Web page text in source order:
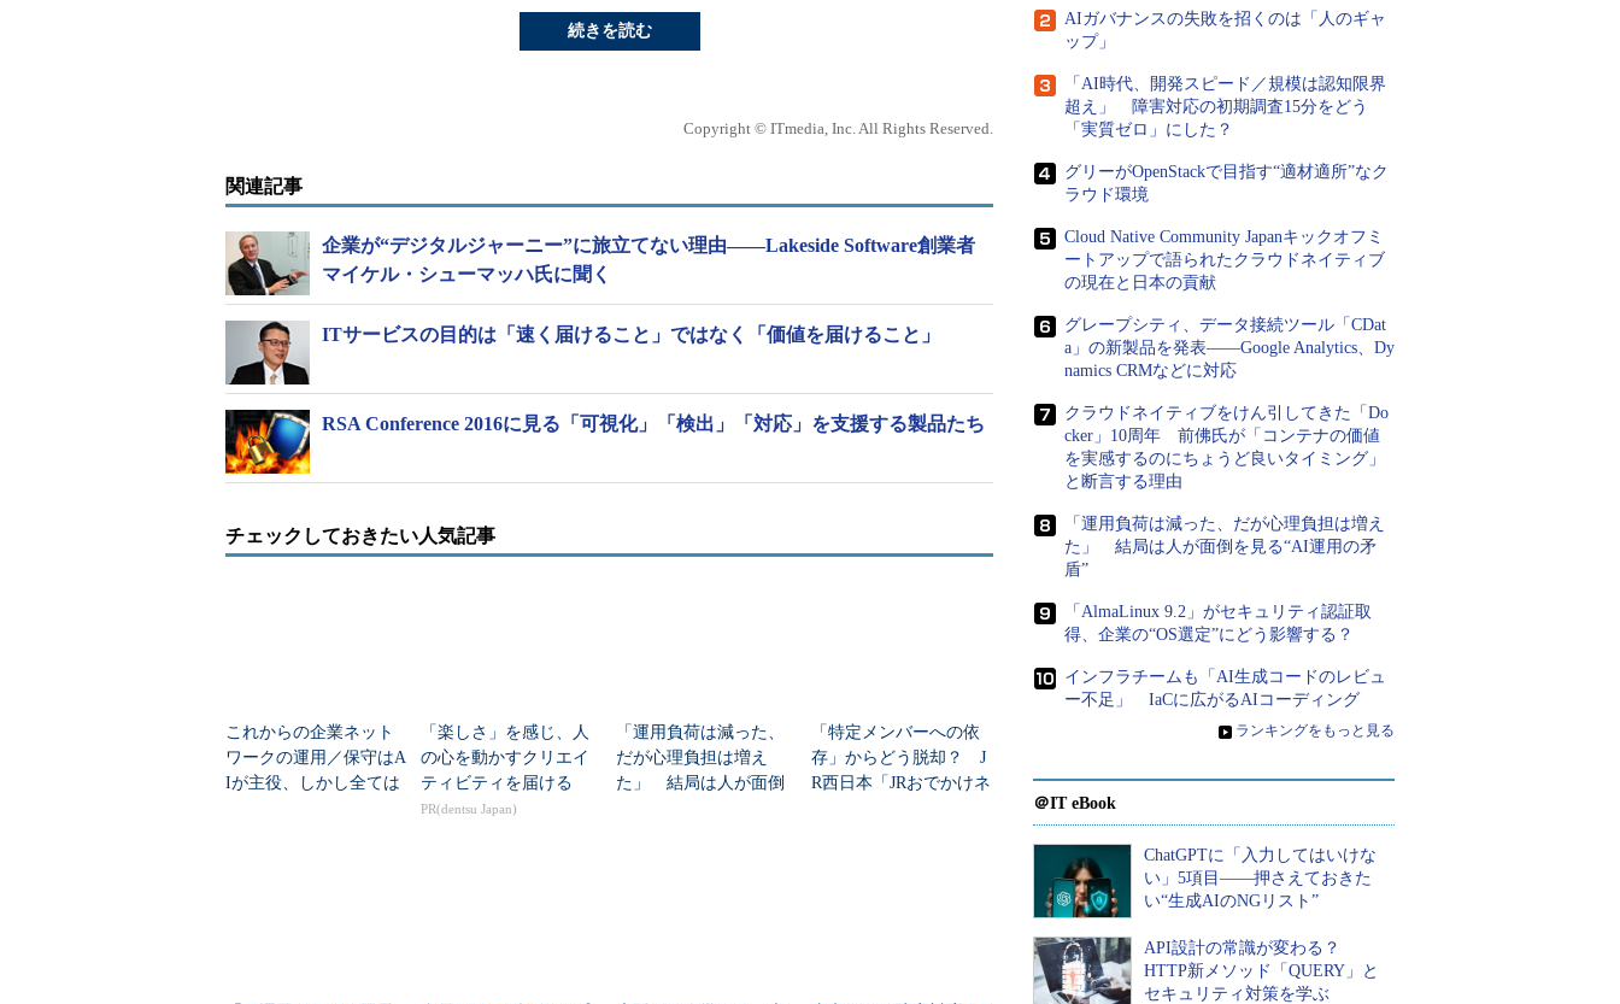
SysTrackの概要
SysTrack 8.4では、IT運用支援ツール「AIOps」を提供する。アプリケーションの起動時
知。それらの情報を基に、障害の発生条件をOSやシステムリソースごとに分析、特定で
きる。検知された情報は、今回追加された「Tray-App」を通じて、エンドユーザー自身
続きを読む
Copyright © ITmedia, Inc. All Rights Reserved.
関連記事
企業が“デジタルジャーニー”に旅立てない理由――Lakeside Software創業者
マイケル・シューマッハ氏に聞く
ITサービスの目的は「速く届けること」ではなく「価値を届けること」
RSA Conference 2016に見る「可視化」「検出」「対応」を支援する製品たち
チェックしておきたい人気記事
これからの企業ネット
ワークの運用／保守はA
Iが主役、しかし全ては
「楽しさ」を感じ、人
の心を動かすクリエイ
ティビティを届ける
PR(dentsu Japan)
「運用負荷は減った、
だが心理負担は増え
た」 結局は人が面倒
「特定メンバーへの依
存」からどう脱却？ J
R西日本「JRおでかけネ
AIガバナンスの失敗を招くのは「人のギャ
ップ」
「AI時代、開発スピード／規模は認知限界
超え」 障害対応の初期調査15分をどう
「実質ゼロ」にした？
グリーがOpenStackで目指す“適材適所”なク
ラウド環境
Cloud Native Community Japanキックオフミ
ートアップで語られたクラウドネイティブ
の現在と日本の貢献
グレープシティ、データ接続ツール「CDat
a」の新製品を発表――Google Analytics、Dy
namics CRMなどに対応
クラウドネイティブをけん引してきた「Do
cker」10周年 前佛氏が「コンテナの価値
を実感するのにちょうど良いタイミング」
と断言する理由
「運用負荷は減った、だが心理負担は増え
た」 結局は人が面倒を見る“AI運用の矛
盾”
「AlmaLinux 9.2」がセキュリティ認証取
得、企業の“OS選定”にどう影響する？
インフラチームも「AI生成コードのレビュ
ー不足」 IaCに広がるAIコーディング
» ランキングをもっと見る
＠IT eBook
ChatGPTに「入力してはいけな
い」5項目――押さえておきた
い“生成AIのNGリスト”
API設計の常識が変わる？
HTTP新メソッド「QUERY」と
セキュリティ対策を学ぶ